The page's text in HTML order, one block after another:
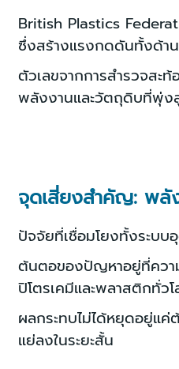
British Plastics
ซึ่งสร้างแรงกดดันทั้งด้า
ตัวเลขจากการสำรวจส
พลังงานและวัตถุดิบที่พุ่ง
จุดเสี่ยงสำคัญ: พลั
ปัจจัยที่เชื่อมโยงทั้งระบบ
ต้นตอของปัญหาอยู่ที่ควา
ปิโตรเคมีและพลาสติกทั่ว
ผลกระทบไม่ได้หยุดอยู่แ
แย่ลงในระยะสั้น